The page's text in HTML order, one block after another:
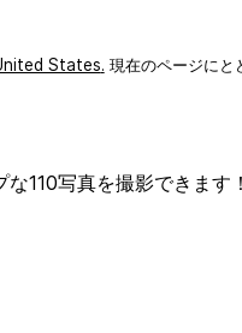
States. 現在のページにと
110写真を撮影できます